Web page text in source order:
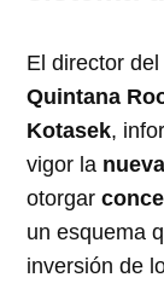
El director del
Quintana
Kotasek,
vigor la
otorgar
un esquema
inversión de